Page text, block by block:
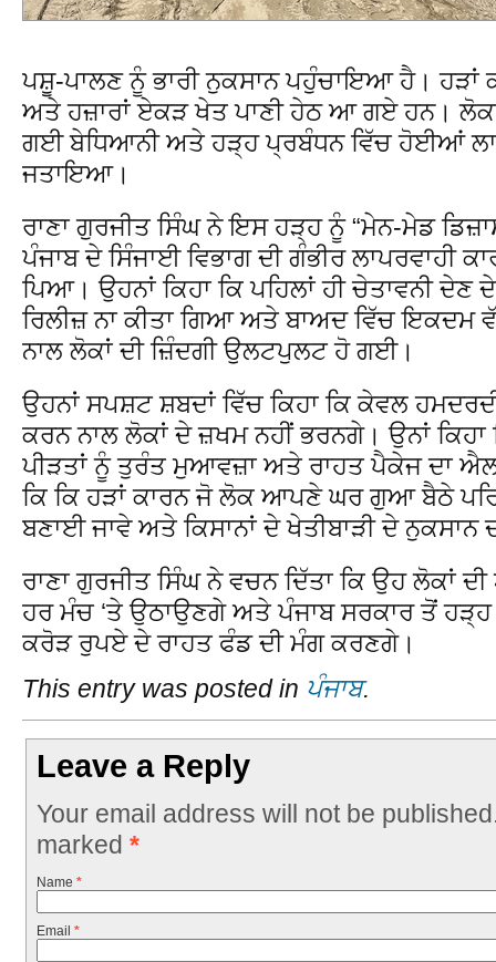
ਪਸ਼ੂ-ਪਾਲਣ ਨੂੰ ਭਾਰੀ ਨੁਕਸਾਨ ਪਹੁੰਚਾਇਆ ਹੈ। ਹੜਾਂ
ਅਤੇ ਹਜ਼ਾਰਾਂ ਏਕੜ ਖੇਤ ਪਾਣੀ ਹੇਠ ਆ ਗਏ ਹਨ।
ਗਈ ਬੇਧਿਆਨੀ ਅਤੇ ਹੜ੍ਹ ਪ੍ਰਬੰਧਨ ਵਿੱਚ ਹੋਈਆਂ
ਜਤਾਇਆ।
ਰਾਣਾ ਗੁਰਜੀਤ ਸਿੰਘ ਨੇ ਇਸ ਹੜ੍ਹ ਨੂੰ “ਮੇਨ-ਮੇਡ
ਪੰਜਾਬ ਦੇ ਸਿੰਜਾਈ ਵਿਭਾਗ ਦੀ ਗੰਭੀਰ ਲਾਪਰਵਾਹੀ
ਪਿਆ। ਉਹਨਾਂ ਕਿਹਾ ਕਿ ਪਹਿਲਾਂ ਹੀ ਚੇਤਾਵਨੀ ਦੇਣ
ਰਿਲੀਜ਼ ਨਾ ਕੀਤਾ ਗਿਆ ਅਤੇ ਬਾਅਦ ਵਿੱਚ ਇਕਦਮ
ਨਾਲ ਲੋਕਾਂ ਦੀ ਜ਼ਿੰਦਗੀ ਉਲਟਪੁਲਟ ਹੋ ਗਈ।
ਉਹਨਾਂ ਸਪਸ਼ਟ ਸ਼ਬਦਾਂ ਵਿੱਚ ਕਿਹਾ ਕਿ ਕੇਵਲ
ਕਰਨ ਨਾਲ ਲੋਕਾਂ ਦੇ ਜ਼ਖਮ ਨਹੀਂ ਭਰਨਗੇ। ਉਨਾਂ ਕਿਹਾ
ਪੀੜਤਾਂ ਨੂੰ ਤੁਰੰਤ ਮੁਆਵਜ਼ਾ ਅਤੇ ਰਾਹਤ ਪੈਕੇਜ ਦਾ
ਕਿ ਕਿ ਹੜਾਂ ਕਾਰਨ ਜੋ ਲੋਕ ਆਪਣੇ ਘਰ ਗੁਆ ਬੈਠੇ
ਬਣਾਈ ਜਾਵੇ ਅਤੇ ਕਿਸਾਨਾਂ ਦੇ ਖੇਤੀਬਾੜੀ ਦੇ ਨੁਕਸਾਨ
ਰਾਣਾ ਗੁਰਜੀਤ ਸਿੰਘ ਨੇ ਵਚਨ ਦਿੱਤਾ ਕਿ ਉਹ ਲੋਕਾਂ
ਹਰ ਮੰਚ ‘ਤੇ ਉਠਾਉਣਗੇ ਅਤੇ ਪੰਜਾਬ ਸਰਕਾਰ ਤੋਂ
ਕਰੋੜ ਰੁਪਏ ਦੇ ਰਾਹਤ ਫੰਡ ਦੀ ਮੰਗ ਕਰਣਗੇ।
This entry was posted in ਪੰਜਾਬ.
Leave a Reply
Your email address will not be
marked *
Name *
Email *